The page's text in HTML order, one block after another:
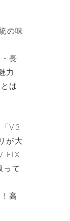
の味
長
力
は
V3
が大
FIX
って
高